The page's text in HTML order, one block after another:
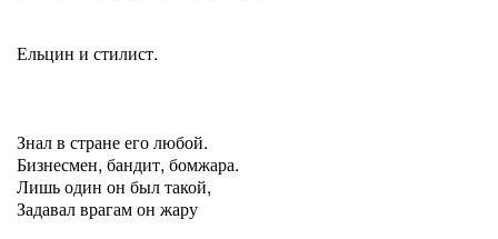
Ельцин и стилист.
Знал в стране его любой.
Бизнесмен, бандит, бомжара.
Лишь один он был такой,
Задавал врагам он жару